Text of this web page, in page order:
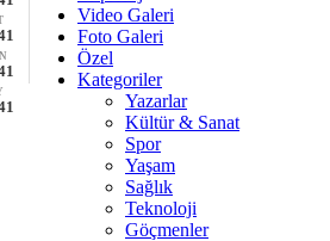
Video Galeri
Foto Galeri
Özel
Kategoriler
Yazarlar
Kültür & Sanat
Spor
Yaşam
Sağlık
Teknoloji
Göçmenler